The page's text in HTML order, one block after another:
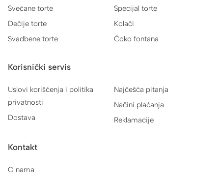
Svečane torte
Dečije torte
Svadbene torte
Specijal torte
Kolači
Čoko fontana
Korisnički servis
Uslovi korišćenja i politika
privatnosti
Dostava
Najčešća pitanja
Načini plaćanja
Reklamacije
Kontakt
O nama